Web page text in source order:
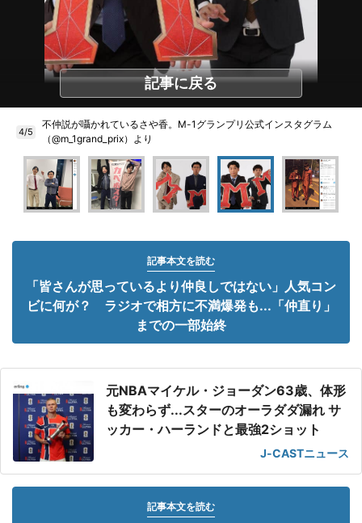
記事に戻る
4/5
不仲説が囁かれているさや香。M-1グランプリ公式インスタグラム
（@m_1grand_prix）より
記事本文を読む
「皆さんが思っているより仲良しではない」人気コン
ビに何が？ ラジオで相方に不満爆発も...「仲直り」
までの一部始終
元NBAマイケル・ジョーダン63歳、体形
も変わらず...スターのオーラダダ漏れ サ
ッカー・ハーランドと最強2ショット
J-CASTニュース
記事本文を読む